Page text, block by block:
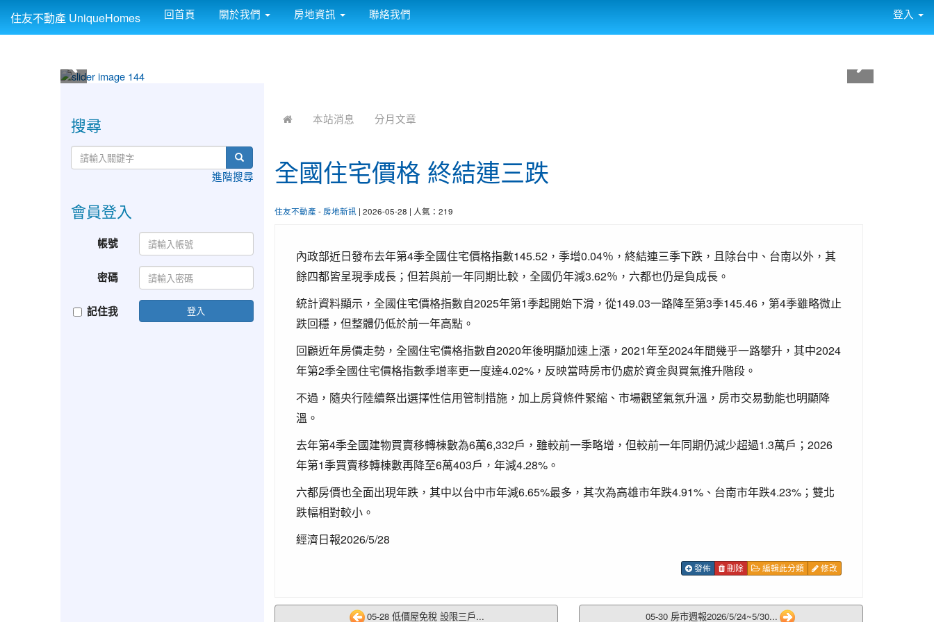
住友不動產 UniqueHomes 回首頁 關於我們 房地資訊 聯絡我們 登入
本站消息 分月文章
全國住宅價格 終結連三跌
住友不動產 - 房地新訊 | 2026-05-28 | 人氣：219
內政部近日發布去年第4季全國住宅價格指數145.52，季增0.04％，終結連三季下跌，且除台中、台南以外，其
餘四都皆呈現季成長；但若與前一年同期比較，全國仍年減3.62％，六都也仍是負成長。
統計資料顯示，全國住宅價格指數自2025年第1季起開始下滑，從149.03一路降至第3季145.46，第4季雖略微止
跌回穩，但整體仍低於前一年高點。
回顧近年房價走勢，全國住宅價格指數自2020年後明顯加速上漲，2021年至2024年間幾乎一路攀升，其中2024
年第2季全國住宅價格指數季增率更一度達4.02%，反映當時房市仍處於資金與買氣推升階段。
不過，隨央行陸續祭出選擇性信用管制措施，加上房貸條件緊縮、市場觀望氣氛升溫，房市交易動能也明顯降
溫。
去年第4季全國建物買賣移轉棟數為6萬6,332戶，雖較前一季略增，但較前一年同期仍減少超過1.3萬戶；2026
年第1季買賣移轉棟數再降至6萬403戶，年減4.28%。
六都房價也全面出現年跌，其中以台中市年減6.65%最多，其次為高雄市年跌4.91%、台南市年跌4.23%；雙北
跌幅相對較小。
經濟日報2026/5/28
發佈 刪除 編輯此分類 修改
05-28 低價屋免稅 設限三戶... 05-30 房市週報2026/5/24~5/30...
搜尋
進階搜尋
會員登入
帳號
密碼
記住我 登入